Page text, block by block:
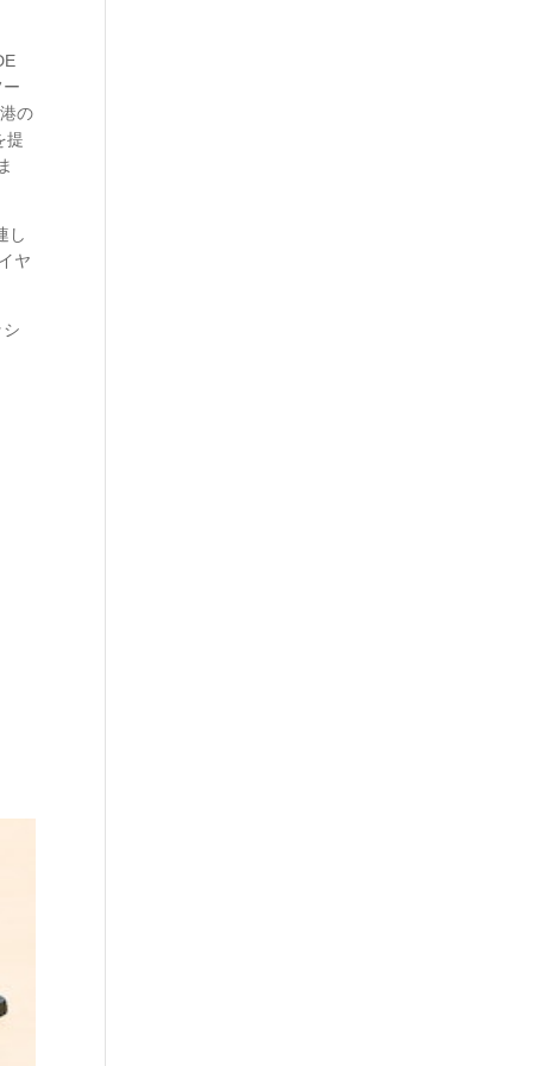
の
提
し
ヤ